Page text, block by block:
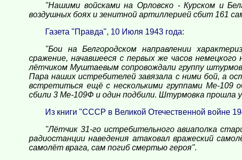
"Нашими войсками на Орловско - Курском и
воздушных боях и зенитной артиллерией сбит 161
Газета "Правда", 10 Июля 1943 года:
"Бои на Белгородском направлении
сражение, начавшееся с первых же часов
лётчиком Муштаевым сопровождали группу
Пара наших истребителей завязала с ними бой, а
встретиться ещё с несколькими группами Ме-
сбили 3 Ме-109Ф и один подбили. Штурмовка прошла
Из книги "СССР в Великой Отечественной войне
"Лётчик 31-го истребительного авиаполка
радиостанции наведения атаковал вражеский
самолёт врага, сам погиб смертью героя".